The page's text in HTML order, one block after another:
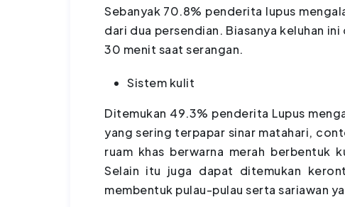
Sebanyak 70.8% penderita lupus
dari dua persendian. Biasanya keluhan
30 menit saat serangan.
Sistem kulit
Ditemukan 49.3% penderita Lupus
yang sering terpapar sinar matahari,
ruam khas berwarna merah berbentuk
Selain itu juga dapat ditemukan
membentuk pulau-pulau serta sariawan